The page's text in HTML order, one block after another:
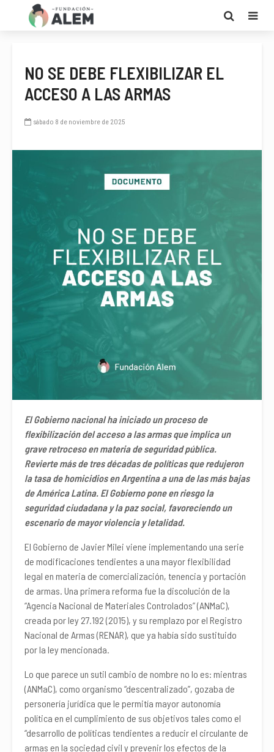
NO SE DEBE FLEXIBILIZAR EL
ACCESO A LAS ARMAS
sábado 8 de noviembre de 2025
El Gobierno nacional ha iniciado un proceso de
flexibilización del acceso a las armas que implica un
grave retroceso en materia de seguridad pública.
Revierte más de tres décadas de políticas que redujeron
la tasa de homicidios en Argentina a una de las más bajas
de América Latina. El Gobierno pone en riesgo la
seguridad ciudadana y la paz social, favoreciendo un
escenario de mayor violencia y letalidad.
El Gobierno de Javier Milei viene implementando una serie
de modificaciones tendientes a una mayor flexibilidad
legal en materia de comercialización, tenencia y portación
de armas. Una primera reforma fue la discolución de la
“Agencia Nacional de Materiales Controlados” (ANMaC),
creada por ley 27.192 (2015), y su remplazo por el Registro
Nacional de Armas (RENAR), que ya había sido sustituido
por la ley mencionada.
Lo que parece un sutil cambio de nombre no lo es: mientras
(ANMaC), como organismo “descentralizado”, gozaba de
personería jurídica que le permitía mayor autonomía
política en el cumplimiento de sus objetivos tales como el
“desarrollo de políticas tendientes a reducir el circulante de
armas en la sociedad civil y prevenir los efectos de la